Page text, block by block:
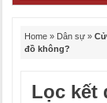
Home » Dân sự »
đồ không?
Lọc kết